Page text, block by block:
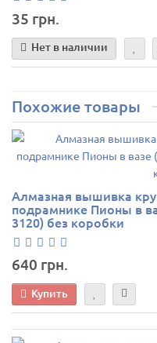
35 грн.
Нет в наличии
Похожие товары
Алмазная вышивка
подрамнике Пионы в
3120) без коробки
640 грн.
Купить